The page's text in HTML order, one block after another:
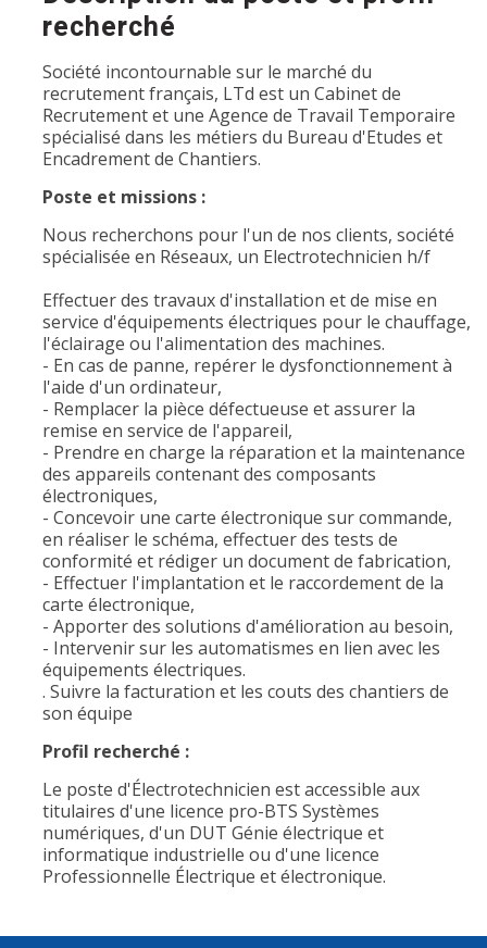
recherché
Société incontournable sur le marché du
recrutement français, LTd est un Cabinet de
Recrutement et une Agence de Travail Temporaire
spécialisé dans les métiers du Bureau d'Etudes et
Encadrement de Chantiers.
Poste et missions :
Nous recherchons pour l'un de nos clients, société
spécialisée en Réseaux, un Electrotechnicien h/f
Effectuer des travaux d'installation et de mise en
service d'équipements électriques pour le chauffage,
l'éclairage ou l'alimentation des machines.
- En cas de panne, repérer le dysfonctionnement à
l'aide d'un ordinateur,
- Remplacer la pièce défectueuse et assurer la
remise en service de l'appareil,
- Prendre en charge la réparation et la maintenance
des appareils contenant des composants
électroniques,
- Concevoir une carte électronique sur commande,
en réaliser le schéma, effectuer des tests de
conformité et rédiger un document de fabrication,
- Effectuer l'implantation et le raccordement de la
carte électronique,
- Apporter des solutions d'amélioration au besoin,
- Intervenir sur les automatismes en lien avec les
équipements électriques.
. Suivre la facturation et les couts des chantiers de
son équipe
Profil recherché :
Le poste d'Électrotechnicien est accessible aux
titulaires d'une licence pro-BTS Systèmes
numériques, d'un DUT Génie électrique et
informatique industrielle ou d'une licence
Professionnelle Électrique et électronique.